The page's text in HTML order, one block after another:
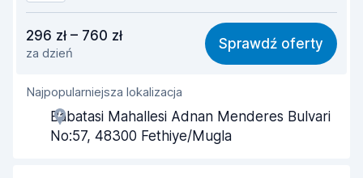
7,8
Łatwość znalezienia 8,5
Pomocność przedstawiciela
Szybkość odbioru
296 zł – 760 zł
za dzień
Sprawdź oferty
Najpopularniejsza lokalizacja
Babatasi Mahallesi Adnan Menderes Bulvari
No:57, 48300 Fethiye/Mugla